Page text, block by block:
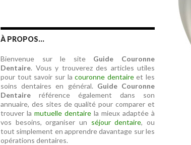
À PROPOS…
Bienvenue sur le site Guide Couronne
Dentaire. Vous y trouverez des articles utiles
pour tout savoir sur lacouronne dentaireet les
soins dentaires en général. Guide Couronne
Dentaire référence également dans son
annuaire, des sites de qualité pour comparer et
trouver la mutuelle dentaire la mieux adaptée à
vos besoins, organiser un séjour dentaire, ou
tout simplement en apprendre davantage sur les
opérations dentaires.